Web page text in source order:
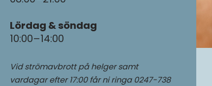
Lördag & söndag
10:00–14:00
Vid strömavbrott på helger samt
vardagar efter 17:00 får ni ringa 0247-738